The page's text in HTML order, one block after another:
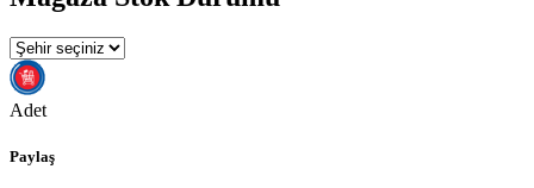
Adet
Paylaş